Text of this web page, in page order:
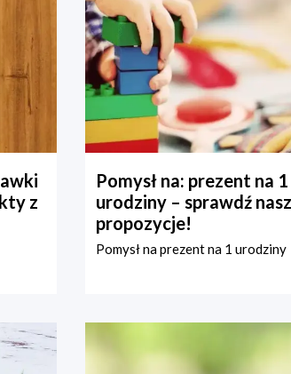
z
Pomysł na: prezent na 1
urodziny – sprawdź
propozycje!
Pomysł na prezent na 1 urodziny